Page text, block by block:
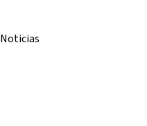
Noticias